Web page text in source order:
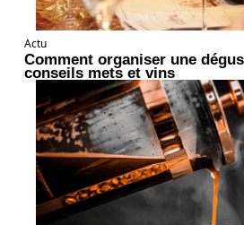
Actu
Comment organiser une
conseils mets et vins